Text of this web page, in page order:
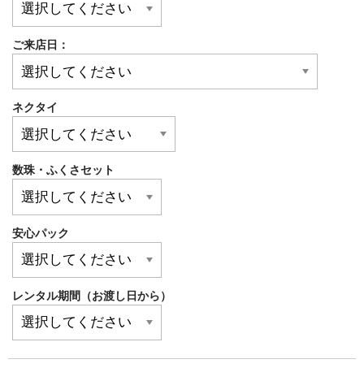
ご来店日：
ネクタイ
数珠・ふくさセット
安心パック
レンタル期間（お渡し日から）